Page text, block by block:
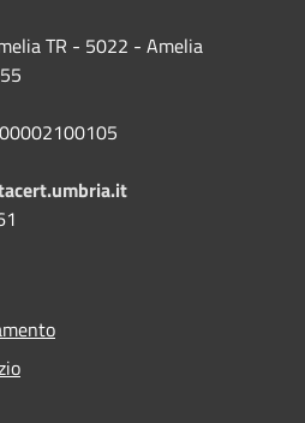
TR - 5022 - Amelia